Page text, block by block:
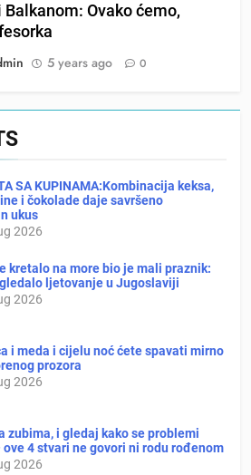
Balkanom: Ovako ćemo,
5 years ago 0
SA KUPINAMA:Kombinacija keksa,
i čokolade daje savršeno
ukus
2026
kretalo na more bio je mali praznik:
ljetovanje u Jugoslaviji
2026
i meda i cijelu noć ćete spavati mirno
prozora
2026
zubima, i gledaj kako se problemi
4 stvari ne govori ni rodu rođenom
2026